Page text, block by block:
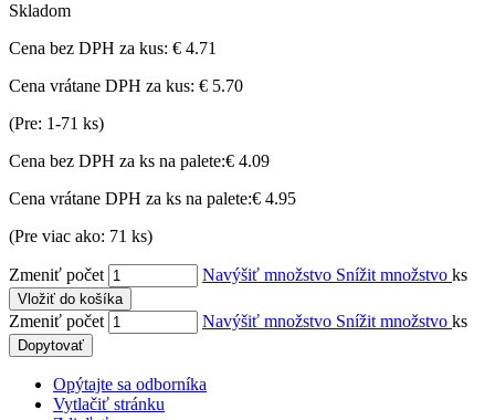
Skladom
Cena bez DPH za kus: € 4.71
Cena vrátane DPH za kus: € 5.70
(Pre: 1-71 ks)
Cena bez DPH za ks na palete:€ 4.09
Cena vrátane DPH za ks na palete:€ 4.95
(Pre viac ako: 71 ks)
Zmeniť počet Navýšiť množstvo Snížit množstvo ks
Vložiť do košíka
Zmeniť počet Navýšiť množstvo Snížit množstvo ks
Dopytovať
Opýtajte sa odborníka
Vytlačiť stránku